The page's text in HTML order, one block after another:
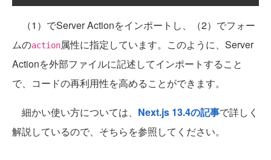
（1）でServer Actionをインポートし、（2）でフォー
ムのaction属性に指定しています。このように、Server
Actionを外部ファイルに記述してインポートすること
で、コードの再利用性を高めることができます。
細かい使い方については、 Next.js 13.4の記事で詳しく
解説しているので、そちらを参照してください。